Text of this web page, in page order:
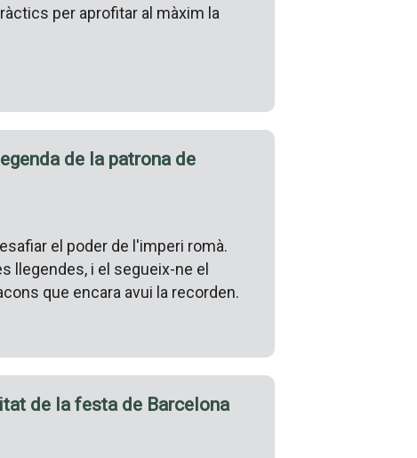
per aprofitar al màxim la
de la patrona de
el poder de l'imperi romà.
llegendes, i el segueix-ne el
que encara avui la recorden.
de la festa de Barcelona